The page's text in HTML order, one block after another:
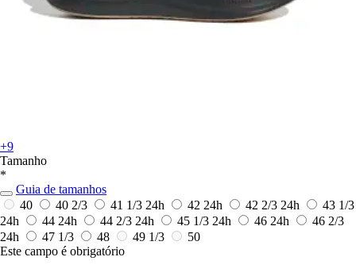
+9
Tamanho
*
Guia de tamanhos
40
40 2/3 41 1/3 24h 42 24h 42 2/3 24h
43 1/3
24h
44 24h 44 2/3 24h 45 1/3 24h 46 24h
46 2/3
24h
47 1/3 48 49 1/3
50
Este campo é obrigatório